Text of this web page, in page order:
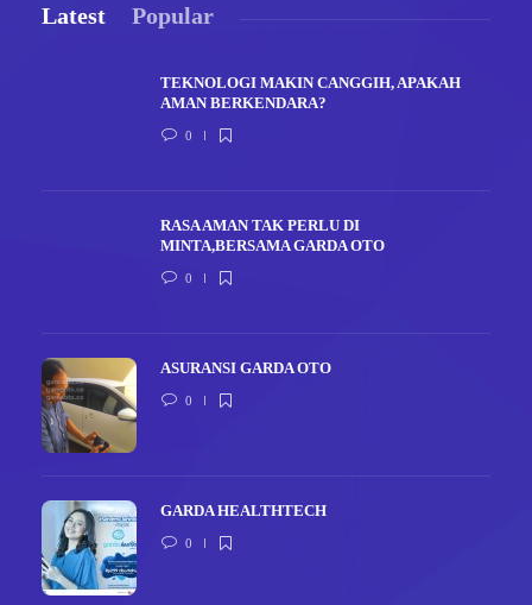
Latest Popular
TEKNOLOGI MAKIN CANGGIH, APAKAH
AMAN BERKENDARA?
0
RASA AMAN TAK PERLU DI
MINTA,BERSAMA GARDA OTO
0
ASURANSI GARDA OTO
0
GARDA HEALTHTECH
0